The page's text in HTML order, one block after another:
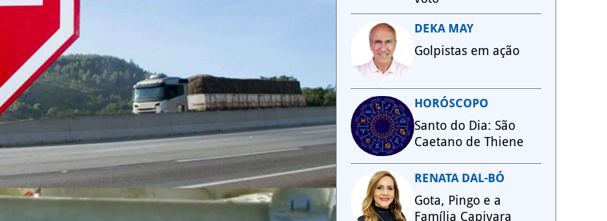
DEKA MAY
Golpistas em ação
HORÓSCOPO
Santo do Dia: São
Caetano de Thiene
RENATA DAL-BÓ
Gota, Pingo e a
Família Capivara